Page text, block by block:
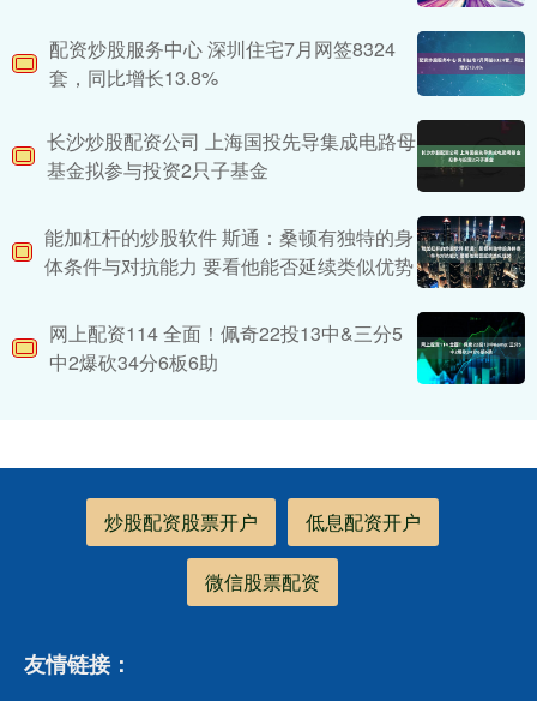
配资炒股服务中心 深圳住宅7月网签8324
套，同比增长13.8%
长沙炒股配资公司 上海国投先导集成电路母
基金拟参与投资2只子基金
能加杠杆的炒股软件 斯通：桑顿有独特的身
体条件与对抗能力 要看他能否延续类似优势
网上配资114 全面！佩奇22投13中&三分5
中2爆砍34分6板6助
炒股配资股票开户 低息配资开户
微信股票配资
友情链接：